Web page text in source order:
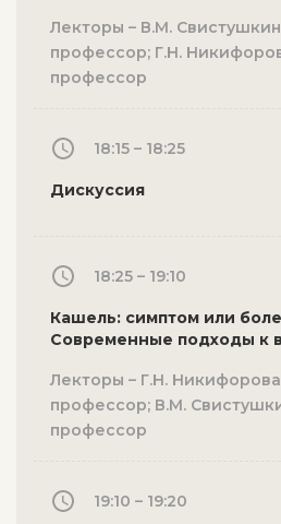
Лекторы – В.М.
профессор; Г.Н.
профессор
18:15 – 18:25
Дискуссия
18:25 – 19:10
Кашель: симптом или
Современные подходы к
Лекторы – Г.Н.
профессор; В.М.
профессор
19:10 – 19:20